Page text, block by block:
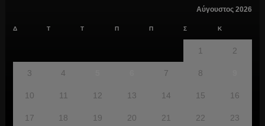
Αύγουστος 2026
Δ Τ Τ Π Π Σ Κ
1 2
3 4 7 8
10 11 12 13 14 15 16
17 18 19 20 21 22 23